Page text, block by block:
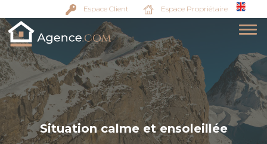
Espace Client Espace Propriétaire
Situation calme et ensoleillée